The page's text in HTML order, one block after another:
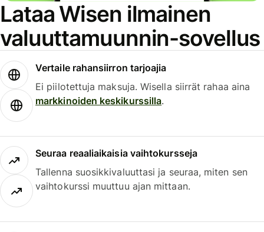
Lataa Wisen ilmainen
valuuttamuunnin-sovellus
Vertaile rahansiirron tarjoajia
Ei piilotettuja maksuja. Wisella siirrät rahaa aina
markkinoiden keskikurssilla.
Seuraa reaaliaikaisia vaihtokursseja
Tallenna suosikkivaluuttasi ja seuraa, miten sen
vaihtokurssi muuttuu ajan mittaan.